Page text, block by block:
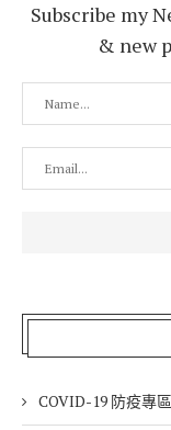
Subscribe my
& new
COVID-19 防疫專區